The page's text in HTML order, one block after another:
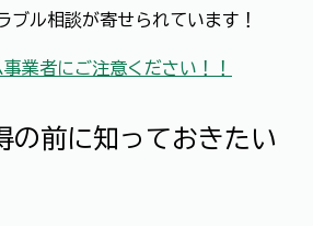
ブル相談が寄せられています！
業者にご注意ください！！
の前に知っておきたい